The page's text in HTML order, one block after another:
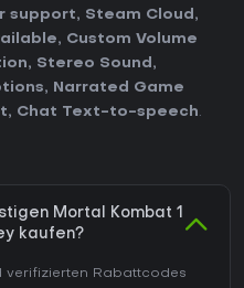
support, Steam Cloud ,
, Custom Volume
, Stereo Sound ,
,
Narrated Game
, Chat Text-to-speech.
Mortal Kombat 1
kaufen?
verifizierten Rabattcodes